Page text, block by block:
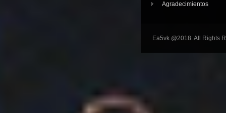
Agradecimientos
Ea5vk @2018. All Rights